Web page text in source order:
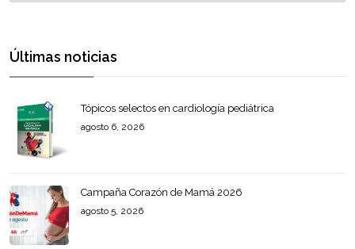
Últimas noticias
Tópicos selectos en cardiología pediátrica
agosto 6, 2026
Campaña Corazón de Mamá 2026
agosto 5, 2026